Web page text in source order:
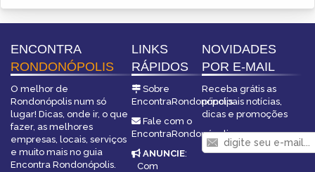
ENCONTRA
RONDONÓPOLIS
O melhor de
Rondonópolis num só
lugar! Dicas, onde ir, o que
fazer, as melhores
empresas, locais, serviços
e muito mais no guia
Encontra Rondonópolis.
LINKS
RÁPIDOS
Sobre
EncontraRondonópolis
Fale com o
EncontraRondonópolis
ANUNCIE:
Com
NOVIDADES
POR E-MAIL
Receba grátis as
principais notícias,
dicas e promoções